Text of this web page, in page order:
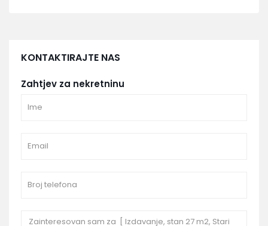
KONTAKTIRAJTE NAS
Zahtjev za nekretninu